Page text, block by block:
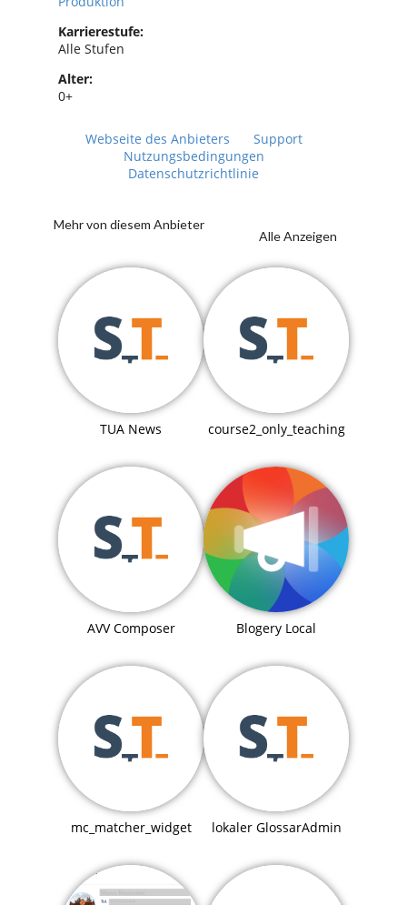
Karrierestufe:
Alle Stufen
Alter:
0+
Webseite des Anbieters
Support
Nutzungsbedingungen
Datenschutzrichtlinie
Mehr von diesem Anbieter
Alle Anzeigen
TUA News course2_only_teaching
AVV Composer Blogery Local
mc_matcher_widget lokaler GlossarAdmin